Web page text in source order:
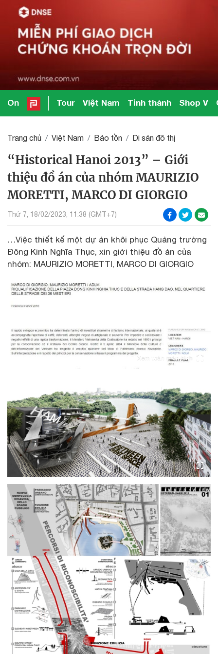
On Tour Việt Nam Tỉnh thành Shop V
Trang chủ Việt Nam Bảo tồn Di sản đô thị
“Historical Hanoi 2013” – Giới
thiệu đồ án của nhóm MAURIZIO
MORETTI, MARCO DI GIORGIO
Thứ 7, 18/02/2023, 11:38 (GMT+7)
…Việc thiết kế một dự án khôi phục Quảng trường
Đông Kinh Nghĩa Thục, xin giới thiệu đồ án của
nhóm: MAURIZIO MORETTI, MARCO DI GIORGIO
Xem toàn màn hình